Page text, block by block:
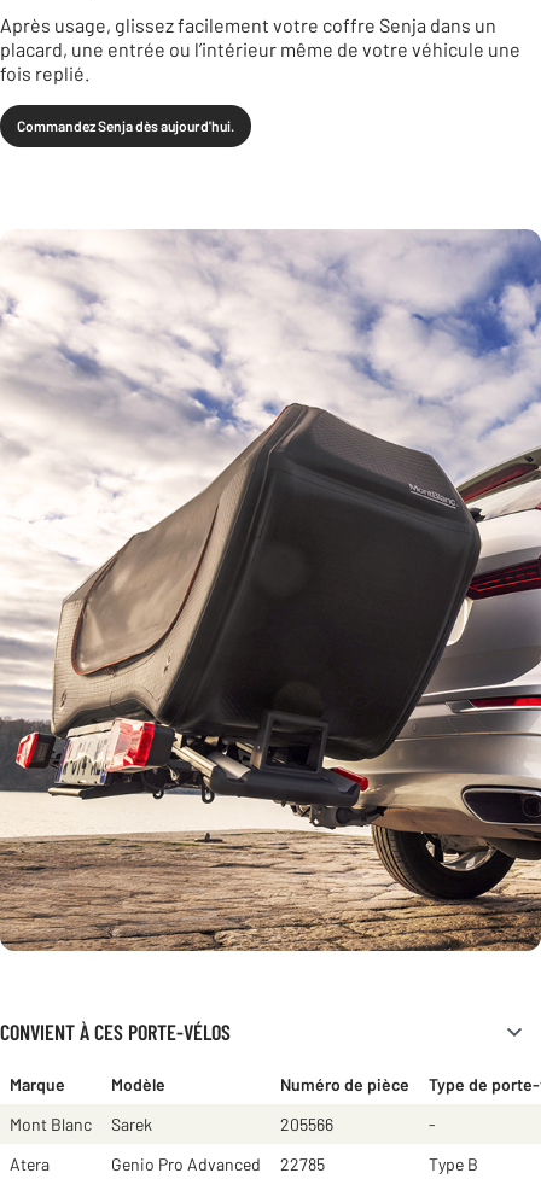
Après usage, glissez facilement votre coffre Senja dans un
placard, une entrée ou l’intérieur même de votre véhicule une
fois replié.
Commandez Senja dès aujourd'hui.
CONVIENT À CES PORTE-VÉLOS
Marque Modèle Numéro de pièce
Type de
Mont Blanc
Sarek 205566
-
Atera
Genio Pro Advanced 22785 Type B